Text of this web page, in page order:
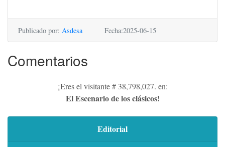
Publicado por: AsdesaFecha:2025-06-15
Comentarios
¡Eres el visitante # 38,798,027. en:
El Escenario de los clásicos!
Editorial